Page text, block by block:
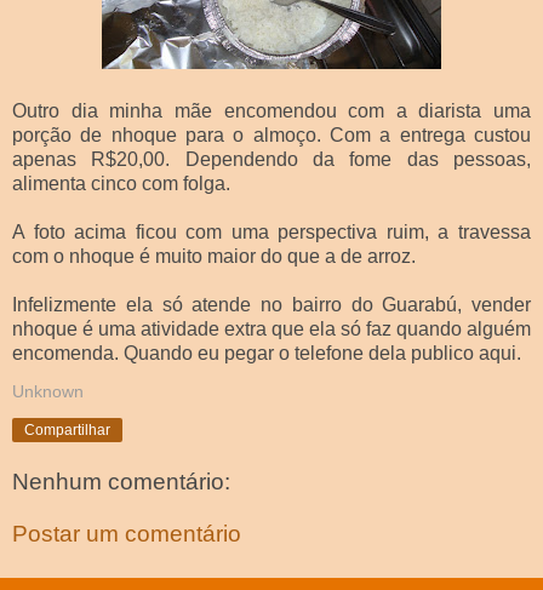
Outro dia minha mãe encomendou com a diarista uma
porção de nhoque para o almoço. Com a entrega custou
apenas R$20,00. Dependendo da fome das pessoas,
alimenta cinco com folga.
A foto acima ficou com uma perspectiva ruim, a travessa
com o nhoque é muito maior do que a de arroz.
Infelizmente ela só atende no bairro do Guarabú, vender
nhoque é uma atividade extra que ela só faz quando alguém
encomenda. Quando eu pegar o telefone dela publico aqui.
Unknown
Compartilhar
Nenhum comentário:
Postar um comentário